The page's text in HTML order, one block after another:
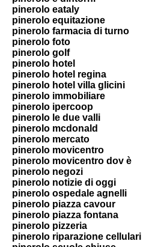
pinerolo eataly
pinerolo equitazione
pinerolo farmacia di turno
pinerolo foto
pinerolo golf
pinerolo hotel
pinerolo hotel regina
pinerolo hotel villa glicini
pinerolo immobiliare
pinerolo ipercoop
pinerolo le due valli
pinerolo mcdonald
pinerolo mercato
pinerolo movicentro
pinerolo movicentro dov è
pinerolo negozi
pinerolo notizie di oggi
pinerolo ospedale agnelli
pinerolo piazza cavour
pinerolo piazza fontana
pinerolo pizzeria
pinerolo riparazione cellulari